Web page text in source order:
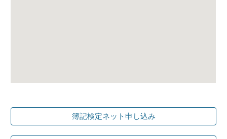
簿記検定ネット申し込み